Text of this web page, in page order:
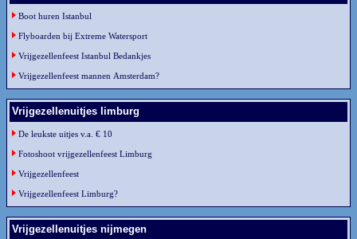
Boot huren Istanbul
Flyboarden bij Extreme Watersport
Vrijgezellenfeest Istanbul Bedankjes
Vrijgezellenfeest mannen Amsterdam?
Vrijgezellenuitjes limburg
De leukste uitjes v.a. € 10
Fotoshoot vrijgezellenfeest Limburg
Vrijgezellenfeest
Vrijgezellenfeest Limburg?
Vrijgezellenuitjes nijmegen